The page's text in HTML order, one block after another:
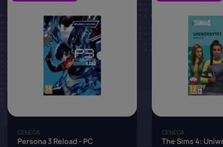
CENEGA
Persona 3 Reload - PC
CENEGA
The Sims 4: